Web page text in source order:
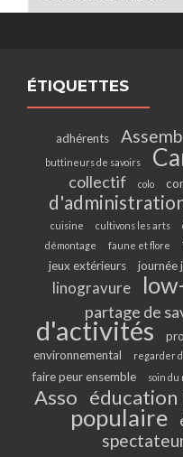
ÉTIQUETTES
adhérents
buttineurs de savoirs
collectif
colo
cuisine
cultivons les arts
démontage
faune et flore
jeux extérieurs journée
linogravure
partage de
d'activités
environnemental
regarder
faire peur ensemble
soin du
Asso éducation
populaire